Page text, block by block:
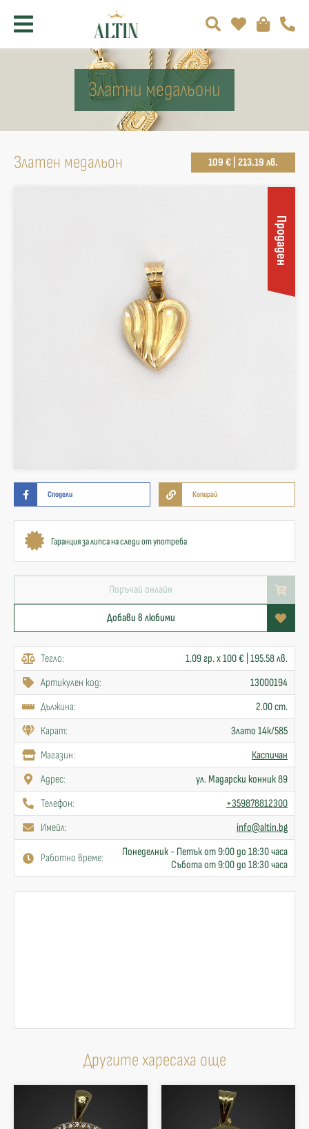
Златни медальони
Златен медальон 109 € | 213.19 лв.
Продаден
Сподели Копирай
Гаранция за липса на следи от употреба
Поръчай онлайн
Добави в любими
Тегло:
1.09 гр. x 100 € | 195.58 лв.
Артикулен код:
13000194
Дължина:
2.00 cm.
Карат:
Злато 14к/585
Mагазин:
Каспичан
Адрес:
ул. Мадарски конник 89
Телефон:
+359878812300
Имейл:
info@altin.bg
Работно време:
Понеделник - Петък от 9:00 до 18:30 часа
Събота от 9:00 до 18:30 часа
Другите харесаха още